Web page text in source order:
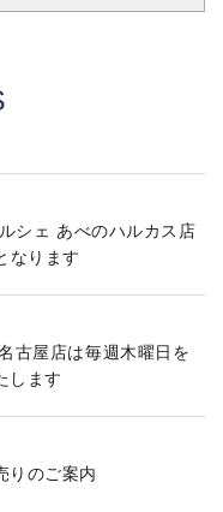
シェ あべのハルカス店
なります
古屋店は毎週木曜日を
します
りのご案内